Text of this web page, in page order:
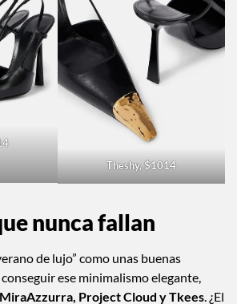
Theshy, $1014
nunca fallan